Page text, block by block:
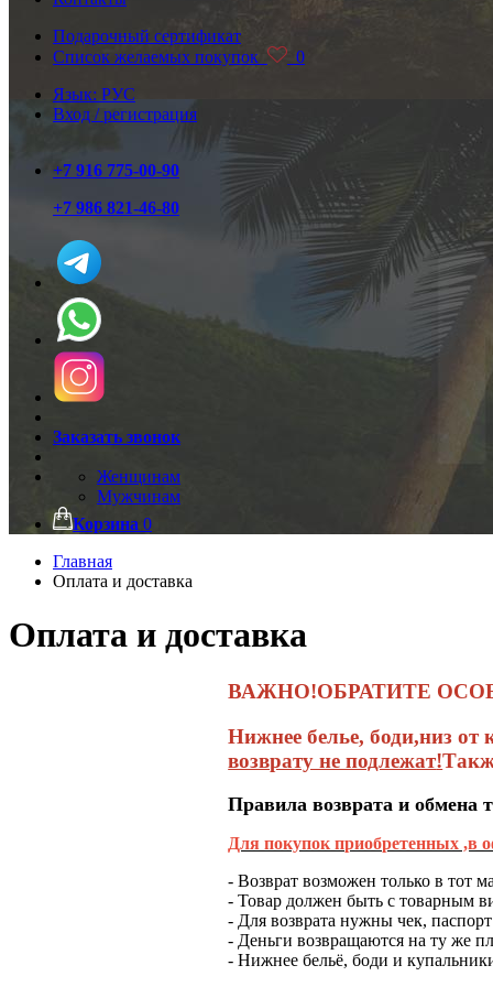
Подарочный сертификат
Список желаемых покупок
0
Язык: РУС
Вход / регистрация
+7 916 775-00-90
+7 986 821-46-80
Заказать звонок
Женщинам
Мужчинам
Корзина 0
Главная
Оплата и доставка
Оплата и доставка
ВАЖНО!ОБРАТИТЕ
Нижнее белье, боди,низ
возврату не подлежат!
Правила возврата и обмена
Для покупок приобретенных ,в
- Возврат возможен только в тот
- Товар должен быть с товарным
- Для возврата нужны чек,
- Деньги возвращаются на ту же
- Нижнее бельё, боди и